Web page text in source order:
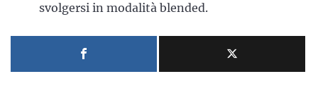
svolgersi in modalità blended.